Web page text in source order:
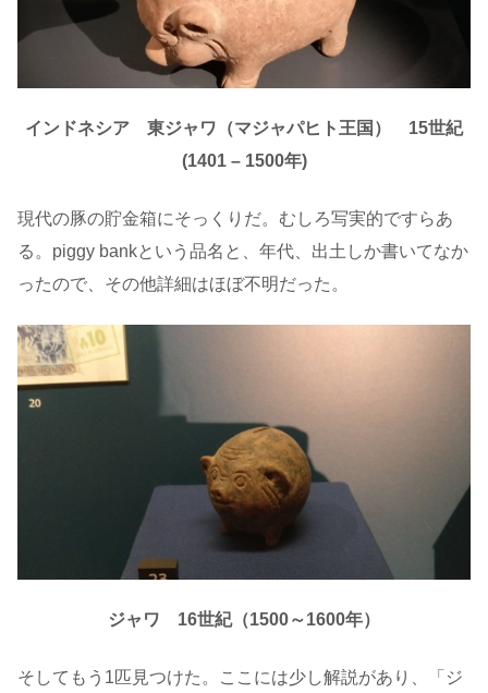
インドネシア 東ジャワ（マジャパヒト王国） 15世紀
(1401 – 1500年)
現代の豚の貯金箱にそっくりだ。むしろ写実的ですらあ
る。piggy bankという品名と、年代、出土しか書いてなか
ったので、その他詳細はほぼ不明だった。
ジャワ 16世紀（1500～1600年）
そしてもう1匹見つけた。ここには少し解説があり、「ジ